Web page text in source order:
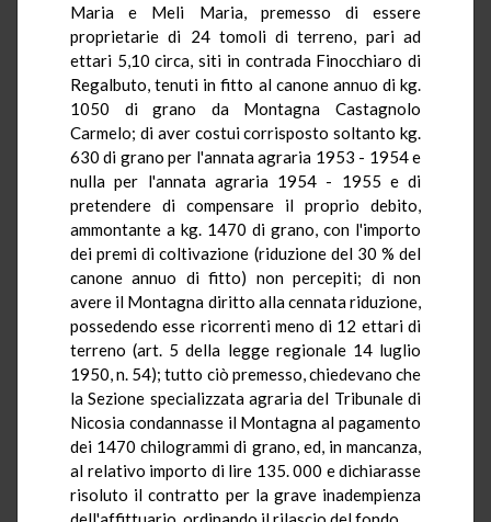
Maria e Meli Maria, premesso di essere
proprietarie di 24 tomoli di terreno, pari ad
ettari 5,10 circa, siti in contrada Finocchiaro di
Regalbuto, tenuti in fitto al canone annuo di kg.
1050 di grano da Montagna Castagnolo
Carmelo; di aver costui corrisposto soltanto kg.
630 di grano per l'annata agraria 1953 - 1954 e
nulla per l'annata agraria 1954 - 1955 e di
pretendere di compensare il proprio debito,
ammontante a kg. 1470 di grano, con l'importo
dei premi di coltivazione (riduzione del 30 % del
canone annuo di fitto) non percepiti; di non
avere il Montagna diritto alla cennata riduzione,
possedendo esse ricorrenti meno di 12 ettari di
terreno (art. 5 della legge regionale 14 luglio
1950, n. 54); tutto ciò premesso, chiedevano che
la Sezione specializzata agraria del Tribunale di
Nicosia condannasse il Montagna al pagamento
dei 1470 chilogrammi di grano, ed, in mancanza,
al relativo importo di lire 135. 000 e dichiarasse
risoluto il contratto per la grave inadempienza